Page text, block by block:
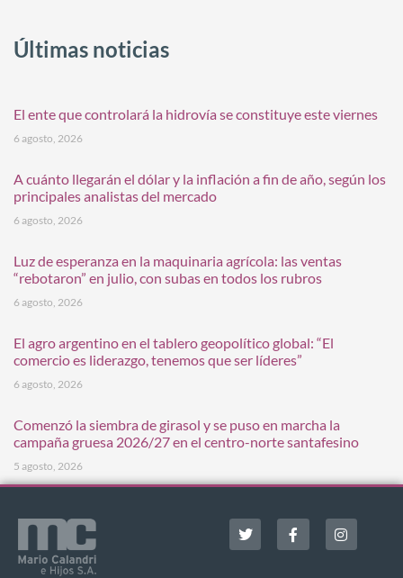
Últimas noticias
El ente que controlará la hidrovía se constituye este viernes
6 agosto, 2026
A cuánto llegarán el dólar y la inflación a fin de año, según los
principales analistas del mercado
6 agosto, 2026
Luz de esperanza en la maquinaria agrícola: las ventas
“rebotaron” en julio, con subas en todos los rubros
6 agosto, 2026
El agro argentino en el tablero geopolítico global: “El
comercio es liderazgo, tenemos que ser líderes”
6 agosto, 2026
Comenzó la siembra de girasol y se puso en marcha la
campaña gruesa 2026/27 en el centro-norte santafesino
5 agosto, 2026